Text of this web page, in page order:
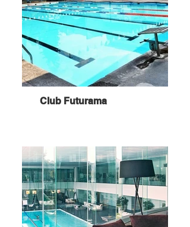
Club Futurama